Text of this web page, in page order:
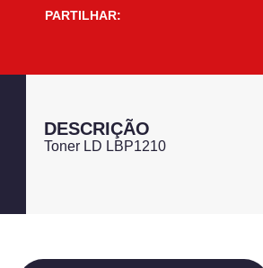
PARTILHAR:
DESCRIÇÃO
Toner LD LBP1210